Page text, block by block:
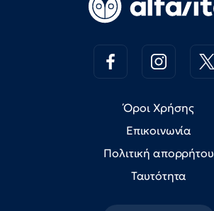
Όροι Χρήσης
Επικοινωνία
Πολιτική απορρήτου
Ταυτότητα